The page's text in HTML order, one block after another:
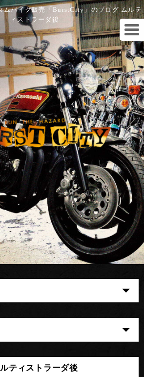
ムバイク販売「BurstCity」のブログ ムルテ
ィストラーダ後
ティストラーダ後